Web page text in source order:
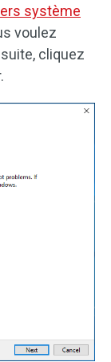
système
voulez
cliquez